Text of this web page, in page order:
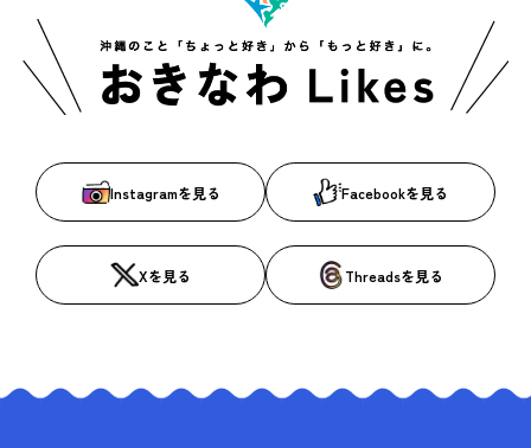
Instagramを見る Facebookを見る
Xを見る Threadsを見る